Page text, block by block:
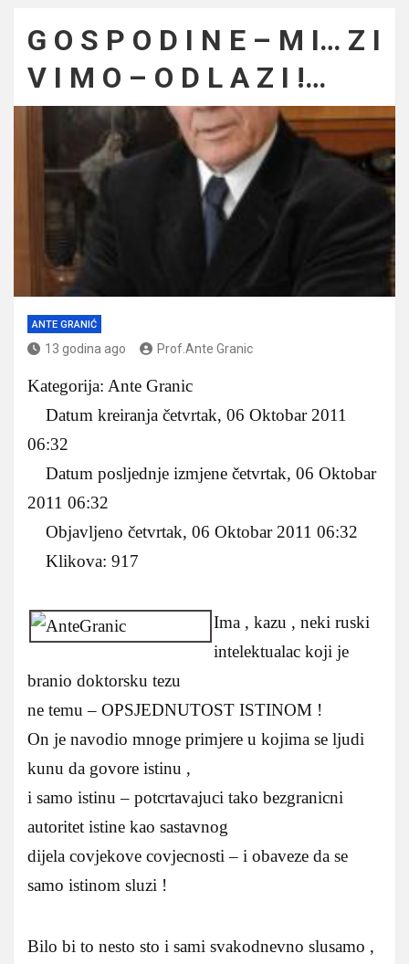
G O S P O D I N E – M I… Z I
V I M O – O D L A Z I !…
ANTE GRANIĆ
13 godina ago Prof.Ante Granic
Kategorija: Ante Granic
Datum kreiranja četvrtak, 06 Oktobar 2011
06:32
Datum posljednje izmjene četvrtak, 06 Oktobar
2011 06:32
Objavljeno četvrtak, 06 Oktobar 2011 06:32
Klikova: 917
Ima , kazu , neki ruski
intelektualac koji je
branio doktorsku tezu
ne temu – OPSJEDNUTOST ISTINOM !
On je navodio mnoge primjere u kojima se ljudi
kunu da govore istinu ,
i samo istinu – potcrtavajuci tako bezgranicni
autoritet istine kao sastavnog
dijela covjekove covjecnosti – i obaveze da se
samo istinom sluzi !
Bilo bi to nesto sto i sami svakodnevno slusamo ,